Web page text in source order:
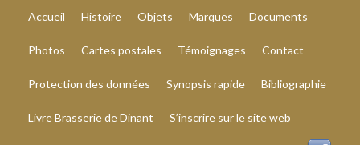
Accueil Histoire Objets Marques Documents
Photos Cartes postales Témoignages Contact
Protection des données Synopsis rapide Bibliographie
Livre Brasserie de Dinant S’inscrire sur le site web